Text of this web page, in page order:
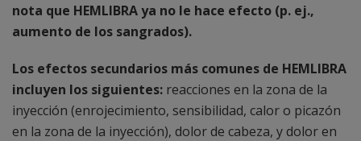
nota que HEMLIBRA ya no le hace efecto (p. ej.,
aumento de los sangrados).
Los efectos secundarios más comunes de HEMLIBRA
incluyen los siguientes: reacciones en la zona de la
inyección (enrojecimiento, sensibilidad, calor o picazón
en la zona de la inyección), dolor de cabeza, y dolor en